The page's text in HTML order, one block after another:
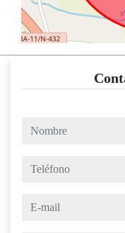
nombre
teléfono
e-mail